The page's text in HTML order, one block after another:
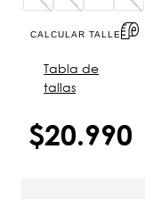
CALCULAR TALLE
Tabla de
tallas
$20.990